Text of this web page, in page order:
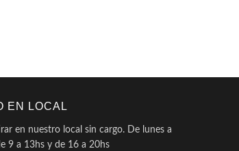
EN LOCAL
en nuestro local sin cargo. De lunes a
9 a 13hs y de 16 a 20hs